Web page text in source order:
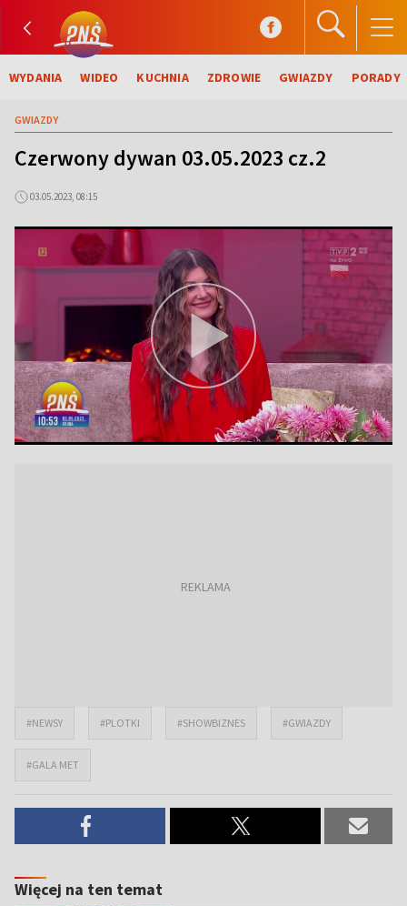
WYDANIA WIDEO KUCHNIA ZDROWIE GWIAZDY PORADY
GWIAZDY
Czerwony dywan 03.05.2023 cz.2
03.05.2023, 08:15
#NEWSY #PLOTKI #SHOWBIZNES #GWIAZDY
#GALA MET
Więcej na ten temat